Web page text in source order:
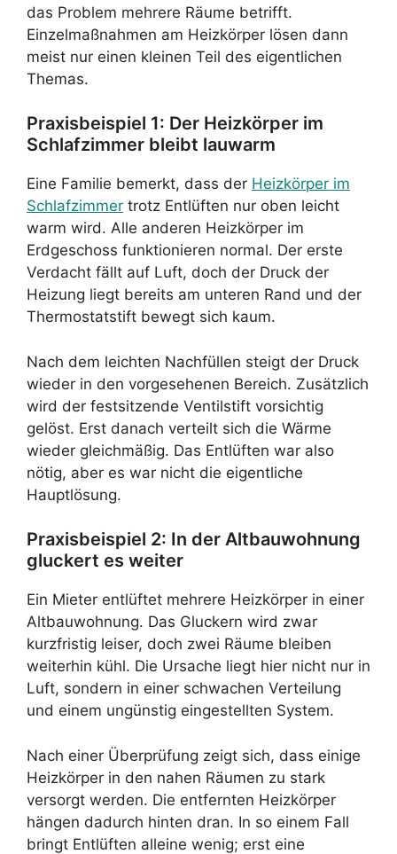
das Problem mehrere Räume betrifft.
Einzelmaßnahmen am Heizkörper lösen dann
meist nur einen kleinen Teil des eigentlichen
Themas.
Praxisbeispiel 1: Der Heizkörper im
Schlafzimmer bleibt lauwarm
Eine Familie bemerkt, dass der Heizkörper im
Schlafzimmer trotz Entlüften nur oben leicht
warm wird. Alle anderen Heizkörper im
Erdgeschoss funktionieren normal. Der erste
Verdacht fällt auf Luft, doch der Druck der
Heizung liegt bereits am unteren Rand und der
Thermostatstift bewegt sich kaum.
Nach dem leichten Nachfüllen steigt der Druck
wieder in den vorgesehenen Bereich. Zusätzlich
wird der festsitzende Ventilstift vorsichtig
gelöst. Erst danach verteilt sich die Wärme
wieder gleichmäßig. Das Entlüften war also
nötig, aber es war nicht die eigentliche
Hauptlösung.
Praxisbeispiel 2: In der Altbauwohnung
gluckert es weiter
Ein Mieter entlüftet mehrere Heizkörper in einer
Altbauwohnung. Das Gluckern wird zwar
kurzfristig leiser, doch zwei Räume bleiben
weiterhin kühl. Die Ursache liegt hier nicht nur in
Luft, sondern in einer schwachen Verteilung
und einem ungünstig eingestellten System.
Nach einer Überprüfung zeigt sich, dass einige
Heizkörper in den nahen Räumen zu stark
versorgt werden. Die entfernten Heizkörper
hängen dadurch hinten dran. In so einem Fall
bringt Entlüften alleine wenig; erst eine